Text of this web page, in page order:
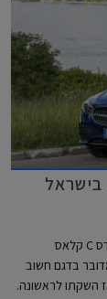
כלמוביל, יבואנית מרצדס לישראל, משיקה בישראל את מרצדס C קלאס
בדגם חשוב
מיליון מסירות מאז השקתו לראשונה.